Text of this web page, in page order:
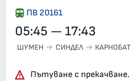
ПВ 20161
05:45 — 17:43
ШУМЕН СИНДЕЛ КАРНОБАТ
Пътуване с прекачване.